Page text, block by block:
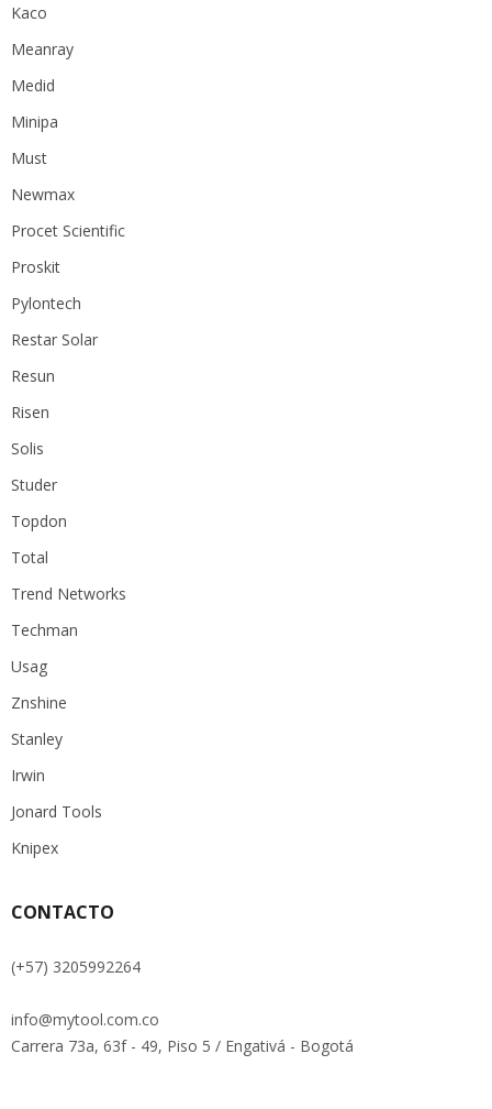
Kaco
Meanray
Medid
Minipa
Must
Newmax
Procet Scientific
Proskit
Pylontech
Restar Solar
Resun
Risen
Solis
Studer
Topdon
Total
Trend Networks
Techman
Usag
Znshine
Stanley
Irwin
Jonard Tools
Knipex
CONTACTO
(+57) 3205992264
info@mytool.com.co
Carrera 73a, 63f - 49, Piso 5 / Engativá - Bogotá